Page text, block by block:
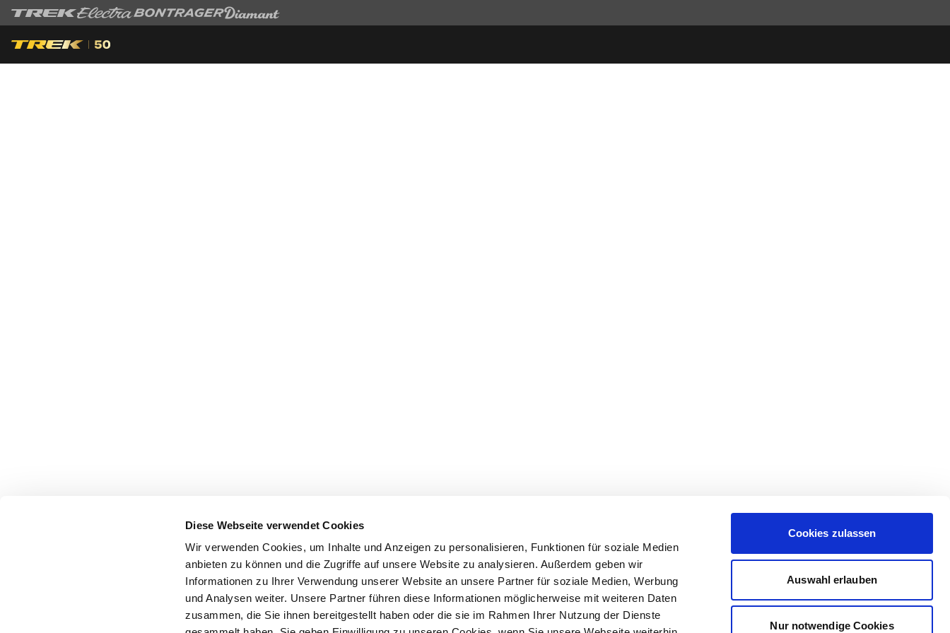
Diese Webseite verwendet Cookies
Wir verwenden Cookies, um Inhalte und Anzeigen zu personalisieren, Funktionen für soziale Medien
anbieten zu können und die Zugriffe auf unsere Website zu analysieren. Außerdem geben wir
Informationen zu Ihrer Verwendung unserer Website an unsere Partner für soziale Medien, Werbung
und Analysen weiter. Unsere Partner führen diese Informationen möglicherweise mit weiteren Daten
zusammen, die Sie ihnen bereitgestellt haben oder die sie im Rahmen Ihrer Nutzung der Dienste
Cookies zulassen
Auswahl erlauben
Nur notwendige Cookies